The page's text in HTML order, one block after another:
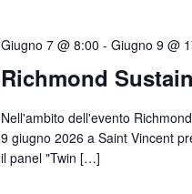
Richmond
Giugno 7 @ 8:00 - Giugno 9 @
Nell'ambito dell'evento
9 giugno 2026 a Saint Vincent
il panel "Twin […]